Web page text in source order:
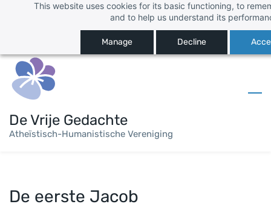
This website uses cookies for its basic functioning, to
and to help us understand its
Manage Decline
content
Inloggen
Registreren
De Vrije Gedachte
Atheïstisch-Humanistische Vereniging
De eerste Jacob